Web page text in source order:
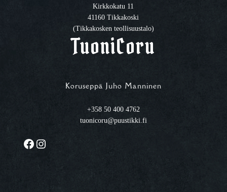
Kirkkokatu 11
41160 Tikkakoski
(Tikkakosken teollisuustalo)
TuoniCoru
Koruseppä Juho Manninen
+358 50 400 4762
tuonicoru@puustikki.fi
Facebook Instagram